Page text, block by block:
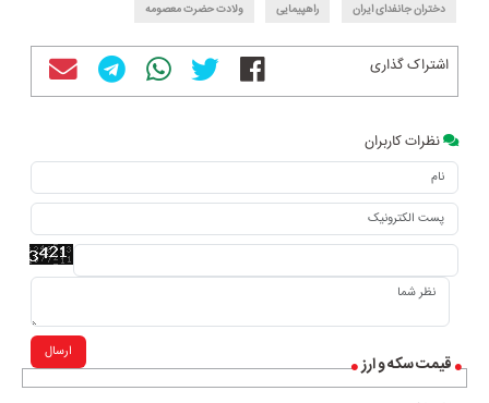
قیمت سکه و ارز
دختران جانفدای ایران راهپیمایی ولادت حضرت معصومه
اشتراک گذاری
نظرات کاربران
ارسال